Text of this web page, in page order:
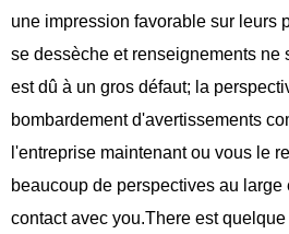
une impression favorable sur leurs
se dessèche et renseignements ne
est dû à un gros défaut; la
bombardement d'avertissements
l'entreprise maintenant ou vous le
beaucoup de perspectives au
contact avec you.There est